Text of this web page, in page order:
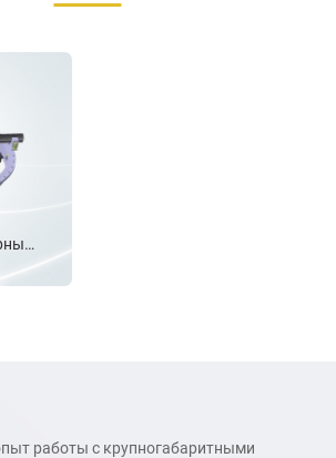
два
с
работы с крупногабаритными